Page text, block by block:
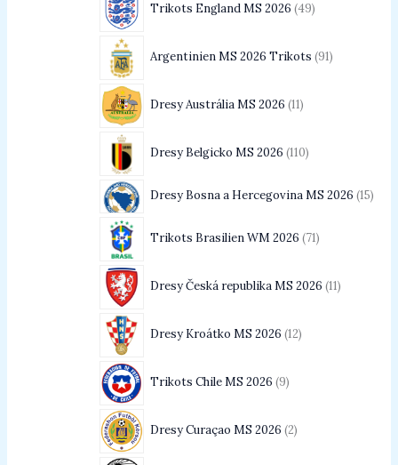
Trikots England MS 2026 49
Argentinien MS 2026 Trikots 91
Dresy Austrália MS 2026 11
Dresy Belgicko MS 2026 110
Dresy Bosna a Hercegovina MS 2026 15
Trikots Brasilien WM 2026 71
Dresy Česká republika MS 2026 11
Dresy Kroátko MS 2026 12
Trikots Chile MS 2026 9
Dresy Curaçao MS 2026 2